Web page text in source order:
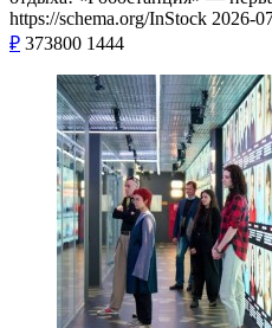
https://schema.org/InStock 2026-
₽ 373800 1444